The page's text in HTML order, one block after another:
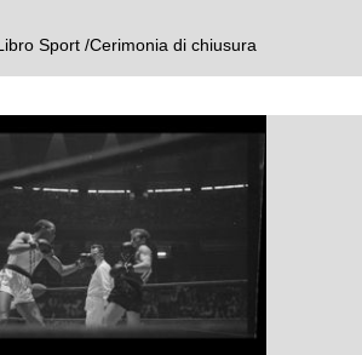
Sport /Cerimonia di chiusura